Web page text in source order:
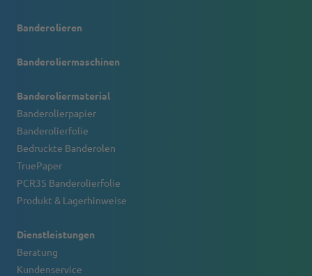
Banderolieren
Banderoliermaschinen
Banderoliermaterial
Banderolierpapier
Banderolierfolie
Bedruckte Banderolen
TruePaper
PCR35 Banderolierfolie
Produkt & Lagerhinweise
Dienstleistungen
Beratung
Kundenservice